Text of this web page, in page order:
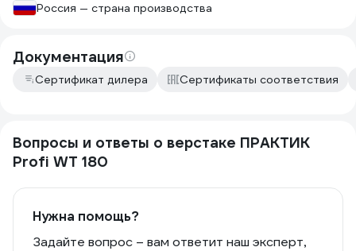
Россия — страна производства
Документация
Сертификат дилера Сертификаты соответствия
Вопросы и ответы о верстаке ПРАКТИК
Profi WT 180
Нужна помощь?
Задайте вопрос – вам ответит наш эксперт,